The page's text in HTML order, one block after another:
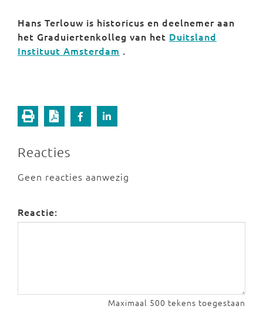
Hans Terlouw is historicus en deelnemer aan
het Graduiertenkolleg van het Duitsland
Instituut Amsterdam .
Reacties
Geen reacties aanwezig
Reactie:
Maximaal 500 tekens toegestaan